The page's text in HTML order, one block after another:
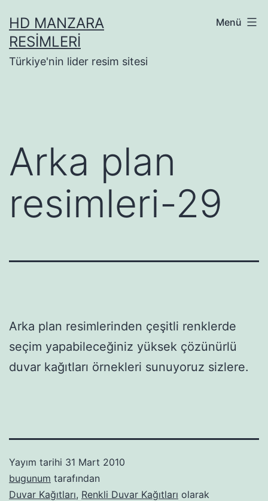
geçHD MANZARA
RESIMLERI
Türkiye'nin lider resim sitesi
Menü
Arka plan
resimleri-29
Arka plan resimlerinden çeşitli renklerde
seçim yapabileceğiniz yüksek çözünürlü
duvar kağıtları örnekleri sunuyoruz sizlere.
Yayım tarihi 31 Mart 2010
bugunum tarafından
Duvar Kağıtları, Renkli Duvar Kağıtları olarak